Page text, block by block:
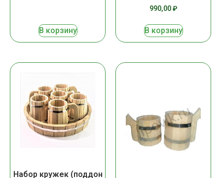
В корзину
990,00₽
В корзину
Набор кружек (поддон